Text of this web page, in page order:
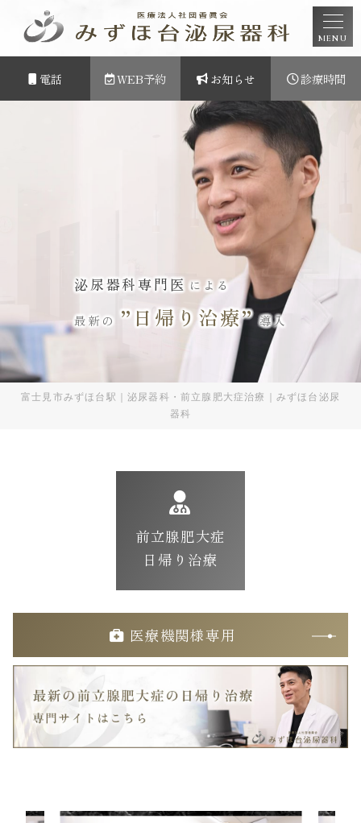
MENU
電話 WEB予約 お知らせ 診療時間
泌尿器科専門医 による
最新の ”日帰り治療” 導入
富士見市みずほ台駅｜泌尿器科・前立腺肥大症治療｜みずほ台泌尿
器科
前立腺肥大症
日帰り治療
医療機関様専用